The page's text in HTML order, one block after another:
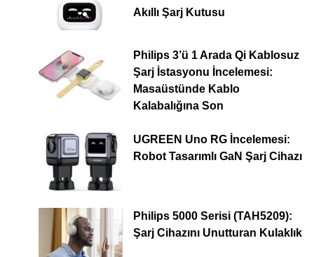
Akıllı Şarj Kutusu
Philips 3’ü 1 Arada Qi Kablosuz
Şarj İstasyonu İncelemesi:
Masaüstünde Kablo
Kalabalığına Son
UGREEN Uno RG İncelemesi:
Robot Tasarımlı GaN Şarj Cihazı
Philips 5000 Serisi (TAH5209):
Şarj Cihazını Unutturan Kulaklık